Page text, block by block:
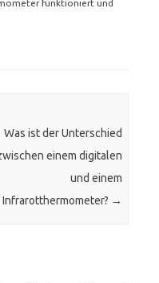
funktioniert und
Was ist der Unterschied
einem digitalen
und einem
Infrarotthermometer? →